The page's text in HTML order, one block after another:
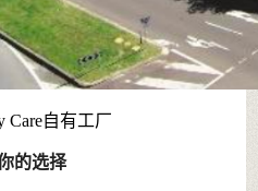
Care自有工厂
的选择